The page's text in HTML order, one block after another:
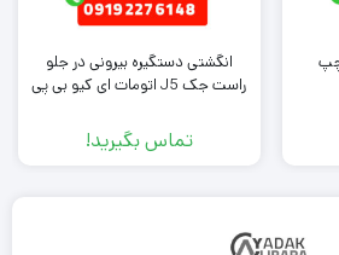
انگشتی دستگیره بیرونی در جلو
راست جک J5 اتومات ای کیو بی پی
تماس بگیرید!